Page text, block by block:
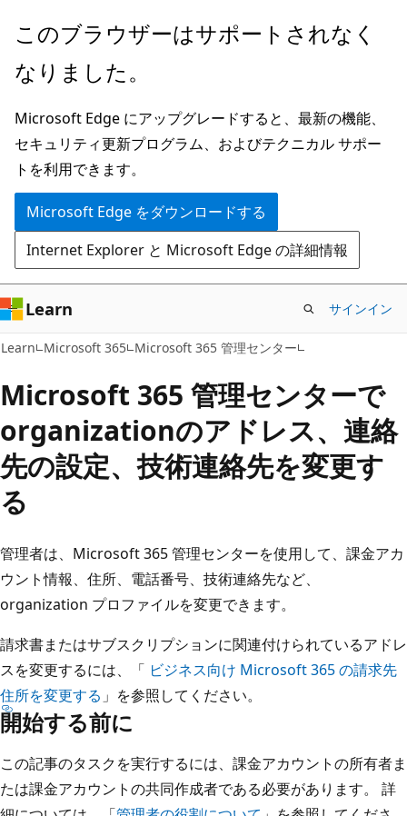
メ
ン
ン
テ
ン
ツ
に
ス
キ
ッ
プ
このブラウザーはサポートされなく
なりました。
Microsoft Edge にアップグレードすると、最新の機能、
セキュリティ更新プログラム、およびテクニカル サポー
トを利用できます。
Microsoft Edge をダウンロードする
Internet Explorer と Microsoft Edge の詳細情報
Learn サインイン
Learn Microsoft 365 Microsoft 365 管理センター
Microsoft 365 管理センターで
organizationのアドレス、連絡
先の設定、技術連絡先を変更す
る
管理者は、Microsoft 365 管理センターを使用して、課金アカ
ウント情報、住所、電話番号、技術連絡先など、
organization プロファイルを変更できます。
請求書またはサブスクリプションに関連付けられているアドレ
スを変更するには、「 ビジネス向け Microsoft 365 の請求先
住所を変更する 」を参照してください。
開始する前に
この記事のタスクを実行するには、課金アカウントの所有者ま
たは課金アカウントの共同作成者である必要があります。 詳